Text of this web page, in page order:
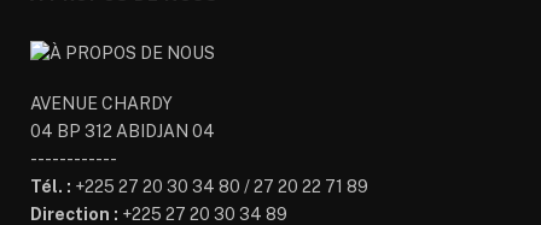
AVENUE CHARDY
04 BP 312 ABIDJAN 04
------------
Tél. : +225 27 20 30 34 80 / 27 20 22 71 89
Direction : +225 27 20 30 34 89